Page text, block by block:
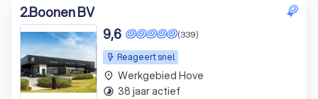
2.Boonen BV
Reageert snel
(339)
9,6
place Werkgebied Hove
timelapse 38 jaar actief